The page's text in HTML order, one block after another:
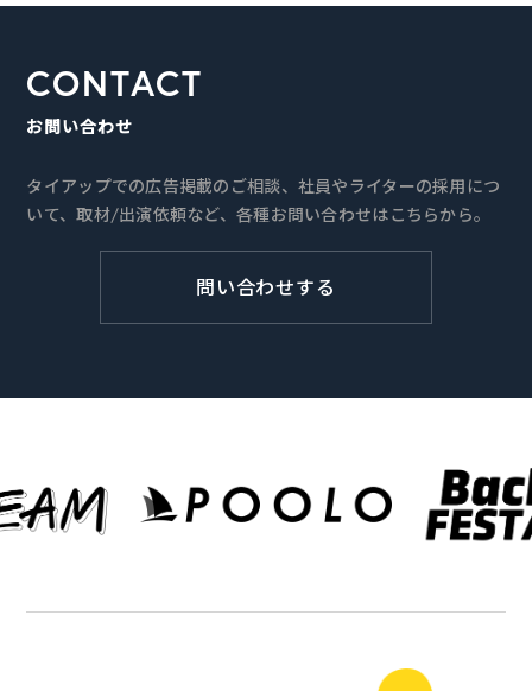
CONTACT
お問い合わせ
タイアップでの広告掲載のご相談、社員やライターの採用につ
いて、取材/出演依頼など、各種お問い合わせはこちらから。
問い合わせする